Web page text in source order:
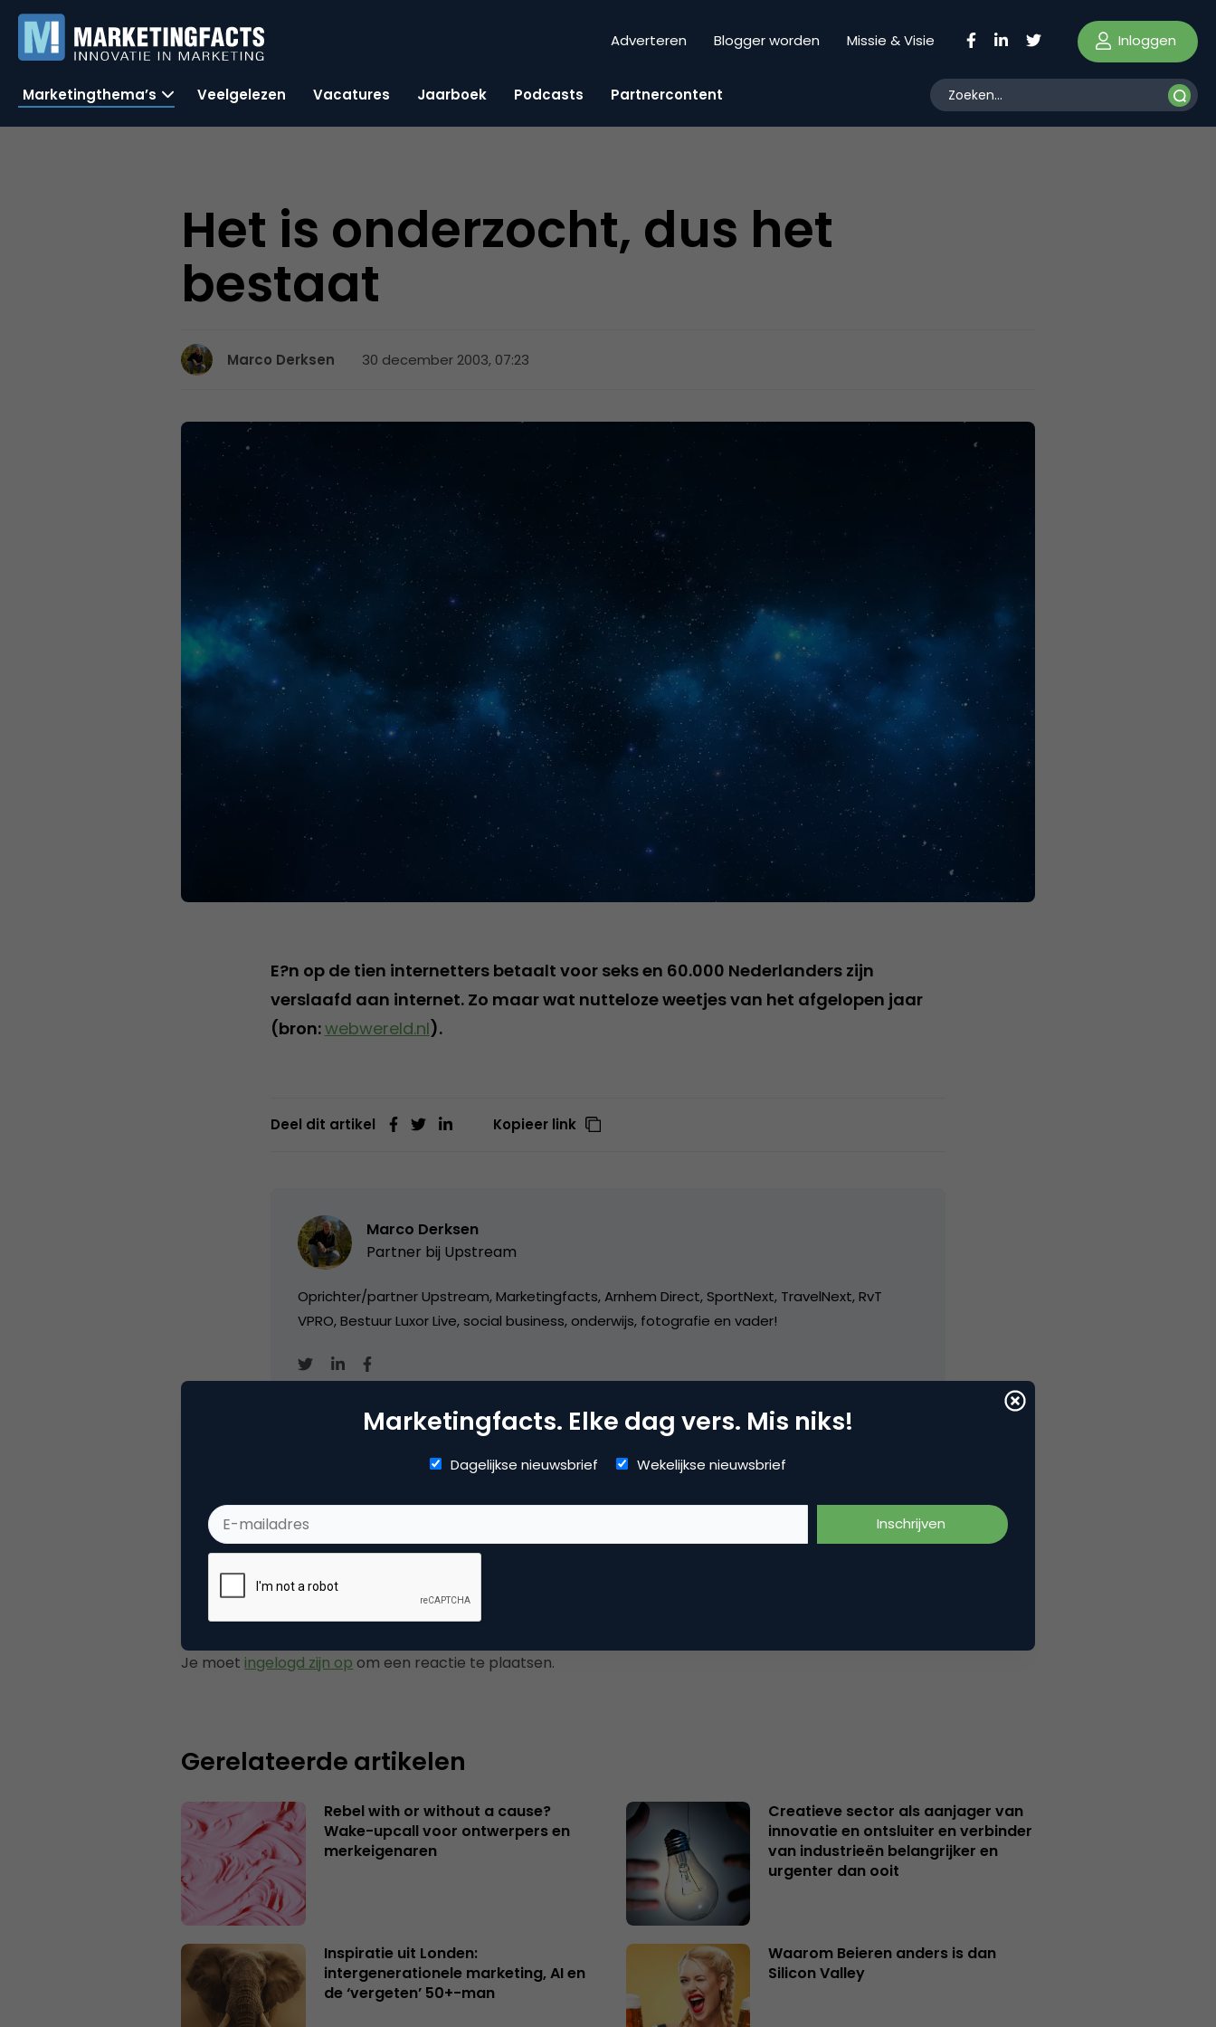
Adverteren Blogger worden Missie & Visie Inloggen
Marketingthema’s Veelgelezen Vacatures Jaarboek Podcasts Partnercontent
Het is onderzocht, dus het
bestaat
Marco Derksen 30 december 2003, 07:23
E?n op de tien internetters betaalt voor seks en 60.000 Nederlanders zijn
verslaafd aan internet. Zo maar wat nutteloze weetjes van het afgelopen jaar
(bron:webwereld.nl).
Deel dit artikel Kopieer link
Marco Derksen
Partner bij Upstream
Oprichter/partner Upstream, Marketingfacts, Arnhem Direct, SportNext, TravelNext, RvT
VPRO, Bestuur Luxor Live, social business, onderwijs, fotografie en vader!
Commerce
Tags
Plaats reactie
Je moet ingelogd zijn op om een reactie te plaatsen.
Gerelateerde artikelen
Rebel with or without a cause?
Wake-upcall voor ontwerpers en
merkeigenaren
Creatieve sector als aanjager van
innovatie en ontsluiter en verbinder
van industrieën belangrijker en
urgenter dan ooit
Inspiratie uit Londen:
intergenerationele marketing, AI en
de ‘vergeten’ 50+-man
Waarom Beieren anders is dan
Silicon Valley
Marketingfacts. Elke dag vers. Mis niks!
Dagelijkse nieuwsbrief Wekelijkse nieuwsbrief